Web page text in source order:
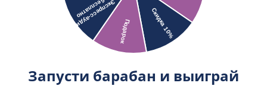
Запусти барабан и выиграй